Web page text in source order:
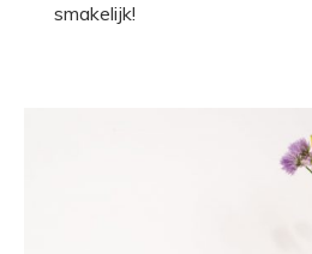
smakelijk!